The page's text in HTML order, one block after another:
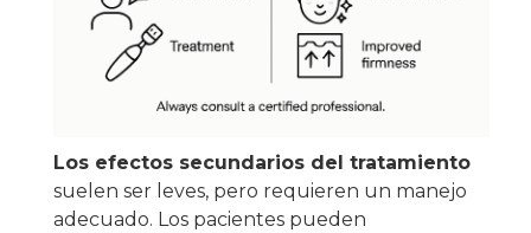
Los efectos secundarios del tratamiento
suelen ser leves, pero requieren un manejo
adecuado. Los pacientes pueden